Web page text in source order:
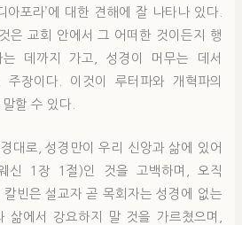
아포라’에 대한 견해에 잘 나타나 있다.
은 교회 안에서 그 어떠한 것이든지 행
데까지 가고, 성경이 머무는 데서
장이다. 이것이 루터파와 개혁파의
할 수 있다.
대로, 성경만이 우리 신앙과 삶에 있어
신 1장 1절)인 것을 고백하며, 오직
빈은 설교자 곧 목회자는 성경에 없는
삶에서 강요하지 말 것을 가르쳤으며,